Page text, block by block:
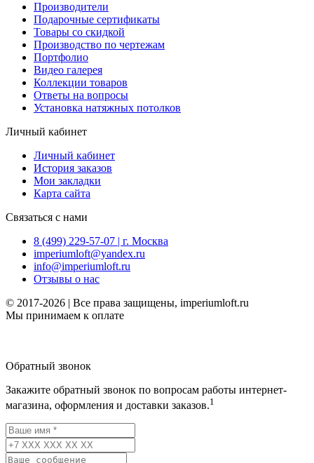
Производители
Подарочные сертификаты
Товары со скидкой
Производство по чертежам
Портфолио
Видео галерея
Коллекции товаров
Ответы на вопросы
Установка натяжных потолков
Личный кабинет
Личный кабинет
История заказов
Мои закладки
Карта сайта
Связаться с нами
8 (499) 229-57-07 | г. Москва
imperiumloft@yandex.ru
info@imperiumloft.ru
Отзывы о нас
© 2017-2026 | Все права защищены, imperiumloft.ru
Мы принимаем к оплате
Обратный звонок
Закажите обратный звонок по вопросам работы интернет-
магазина, оформления и доставки заказов.1